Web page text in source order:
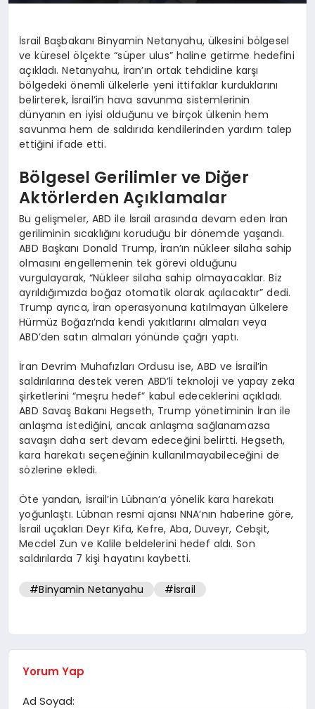
İsrail Başbakanı Binyamin Netanyahu, ülkesini bölgesel
ve küresel ölçekte “süper ulus” haline getirme hedefini
açıkladı. Netanyahu, İran’ın ortak tehdidine karşı
bölgedeki önemli ülkelerle yeni ittifaklar kurduklarını
belirterek, İsrail’in hava savunma sistemlerinin
dünyanın en iyisi olduğunu ve birçok ülkenin hem
savunma hem de saldırıda kendilerinden yardım talep
ettiğini ifade etti.
Bölgesel Gerilimler ve Diğer
Aktörlerden Açıklamalar
Bu gelişmeler, ABD ile İsrail arasında devam eden İran
geriliminin sıcaklığını koruduğu bir dönemde yaşandı.
ABD Başkanı Donald Trump, İran’ın nükleer silaha sahip
olmasını engellemenin tek görevi olduğunu
vurgulayarak, “Nükleer silaha sahip olmayacaklar. Biz
ayrıldığımızda boğaz otomatik olarak açılacaktır” dedi.
Trump ayrıca, İran operasyonuna katılmayan ülkelere
Hürmüz Boğazı’nda kendi yakıtlarını almaları veya
ABD’den satın almaları yönünde çağrı yaptı.
İran Devrim Muhafızları Ordusu ise, ABD ve İsrail’in
saldırılarına destek veren ABD’li teknoloji ve yapay zeka
şirketlerini “meşru hedef” kabul edeceklerini açıkladı.
ABD Savaş Bakanı Hegseth, Trump yönetiminin İran ile
anlaşma istediğini, ancak anlaşma sağlanamazsa
savaşın daha sert devam edeceğini belirtti. Hegseth,
kara harekatı seçeneğinin kullanılmayabileceğini de
sözlerine ekledi.
Öte yandan, İsrail’in Lübnan’a yönelik kara harekatı
yoğunlaştı. Lübnan resmi ajansı NNA’nın haberine göre,
İsrail uçakları Deyr Kifa, Kefre, Aba, Duveyr, Cebşit,
Mecdel Zun ve Kalile beldelerini hedef aldı. Son
saldırılarda 7 kişi hayatını kaybetti.
#Binyamin Netanyahu #İsrail
Yorum Yap
Ad Soyad: